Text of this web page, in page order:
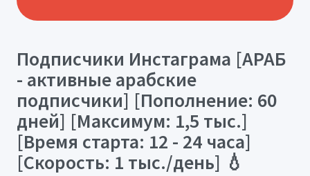
Подписчики Инстаграма [АРАБ
- активные арабские
подписчики] [Пополнение: 60
дней] [Максимум: 1,5 тыс.]
[Время старта: 12 - 24 часа]
[Скорость: 1 тыс./день] 💧